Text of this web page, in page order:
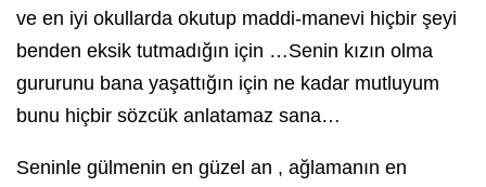
ve en iyi okullarda okutup maddi-manevi hiçbir şeyi
benden eksik tutmadığın için …Senin kızın olma
gururunu bana yaşattığın için ne kadar mutluyum
bunu hiçbir sözcük anlatamaz sana…
Seninle gülmenin en güzel an , ağlamanın en